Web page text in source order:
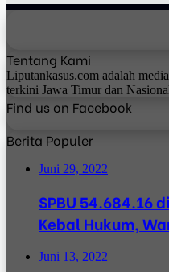
Tentang Kami
Liputankasus.com adalah
terkini Jawa Timur dan
Find us on Facebook
Berita Populer
Juni 29, 2022
SPBU 54.684.16
Kebal Hukum,
Juni 13, 2022